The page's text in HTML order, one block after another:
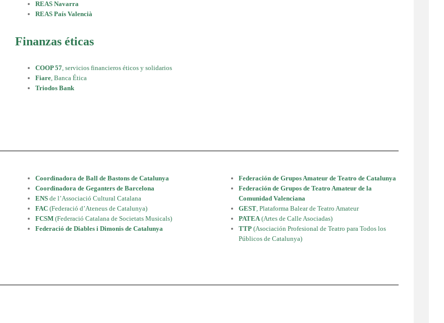
REAS Navarra
REAS País Valencià
Finanzas éticas
COOP 57, servicios financieros éticos y solidarios
Fiare, Banca Ética
Triodos Bank
Coordinadora de Ball de Bastons de Catalunya
Coordinadora de Geganters de Barcelona
ENSde l’Associació Cultural Catalana
FAC(Federació d’Ateneus de Catalunya)
FCSM(Federació Catalana de Societats Musicals)
Federació de Diables i Dimonis de Catalunya
Federación de Grupos Amateur de Teatro de Catalunya
Federación de Grupos de Teatro Amateur de la
Comunidad Valenciana
GEST , Plataforma Balear de Teatro Amateur
PATEA (Artes de Calle Asociadas)
TTP (Asociación Profesional de Teatro para Todos los
Públicos de Catalunya)